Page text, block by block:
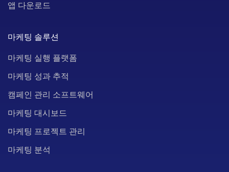
앱 다운로드
마케팅 솔루션
마케팅 실행 플랫폼
마케팅 성과 추적
캠페인 관리 소프트웨어
마케팅 대시보드
마케팅 프로젝트 관리
마케팅 분석